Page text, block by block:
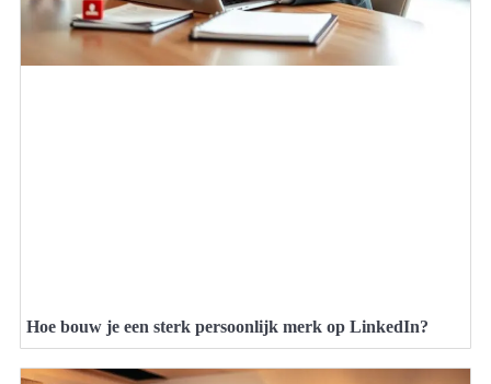
Hoe bouw je een sterk persoonlijk merk op LinkedIn?